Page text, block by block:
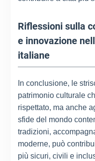
Riflessioni sulla
e innovazione
italiane
In conclusione, le
patrimonio culturale
rispettato, ma anche
sfide del mondo
tradizioni,
moderne, può
più sicuri, civili e